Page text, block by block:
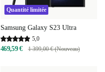
Quantité limitée
Samsung Galaxy S23 Ultra
5,0
469,59 € 1 399,00 € (Nouveau)